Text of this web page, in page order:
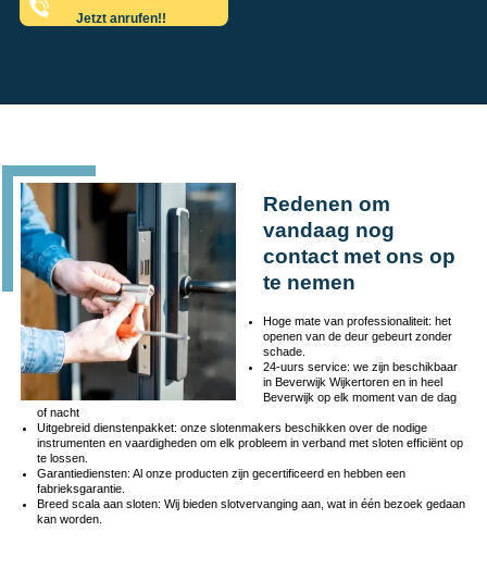
Jetzt anrufen!!
Redenen om
vandaag nog
contact met ons op
te nemen
Hoge mate van professionaliteit: het
openen van de deur gebeurt zonder
schade.
24-uurs service: we zijn beschikbaar
in Beverwijk Wijkertoren en in heel
Beverwijk op elk moment van de dag
of nacht
Uitgebreid dienstenpakket: onze slotenmakers beschikken over de nodige
instrumenten en vaardigheden om elk probleem in verband met sloten efficiënt op
te lossen.
Garantiediensten: Al onze producten zijn gecertificeerd en hebben een
fabrieksgarantie.
Breed scala aan sloten: Wij bieden slotvervanging aan, wat in één bezoek gedaan
kan worden.